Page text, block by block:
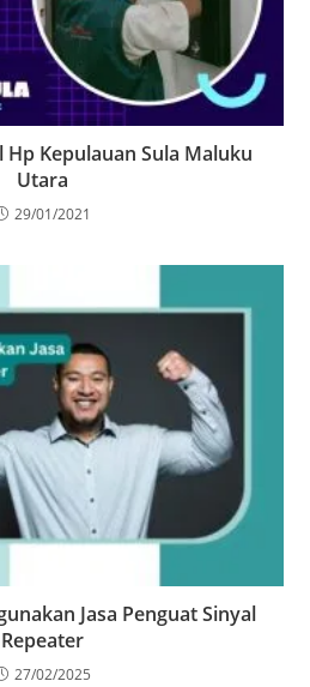
Hp Kepulauan Sula Maluku
Utara
29/01/2021
Jasa Penguat Sinyal
Repeater
27/02/2025